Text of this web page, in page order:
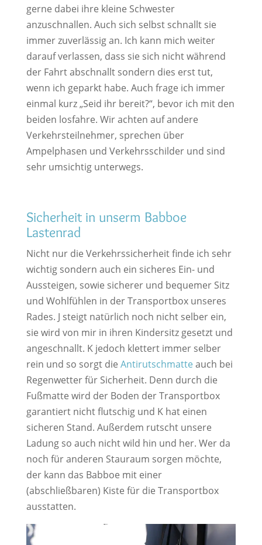
gerne dabei ihre kleine Schwester
anzuschnallen. Auch sich selbst schnallt sie
immer zuverlässig an. Ich kann mich weiter
darauf verlassen, dass sie sich nicht während
der Fahrt abschnallt sondern dies erst tut,
wenn ich geparkt habe. Auch frage ich immer
einmal kurz „Seid ihr bereit?“, bevor ich mit den
beiden losfahre. Wir achten auf andere
Verkehrsteilnehmer, sprechen über
Ampelphasen und Verkehrsschilder und sind
sehr umsichtig unterwegs.
Sicherheit in unserm Babboe
Lastenrad
Nicht nur die Verkehrssicherheit finde ich sehr
wichtig sondern auch ein sicheres Ein- und
Aussteigen, sowie sicherer und bequemer Sitz
und Wohlfühlen in der Transportbox unseres
Rades. J steigt natürlich noch nicht selber ein,
sie wird von mir in ihren Kindersitz gesetzt und
angeschnallt. K jedoch klettert immer selber
rein und so sorgt die Antirutschmatte auch bei
Regenwetter für Sicherheit. Denn durch die
Fußmatte wird der Boden der Transportbox
garantiert nicht flutschig und K hat einen
sicheren Stand. Außerdem rutscht unsere
Ladung so auch nicht wild hin und her. Wer da
noch für anderen Stauraum sorgen möchte,
der kann das Babboe mit einer
(abschließbaren) Kiste für die Transportbox
ausstatten.